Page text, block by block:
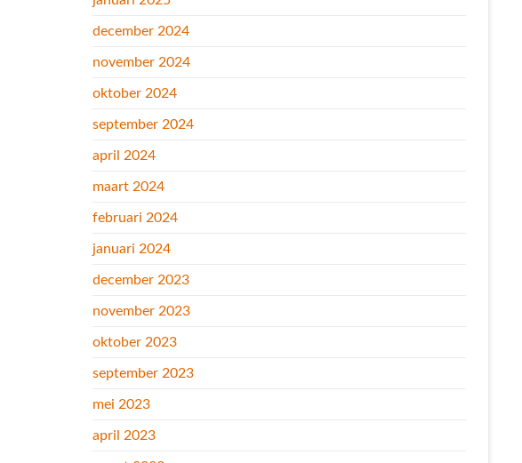
december 2024
november 2024
oktober 2024
september 2024
april 2024
maart 2024
februari 2024
januari 2024
december 2023
november 2023
oktober 2023
september 2023
mei 2023
april 2023